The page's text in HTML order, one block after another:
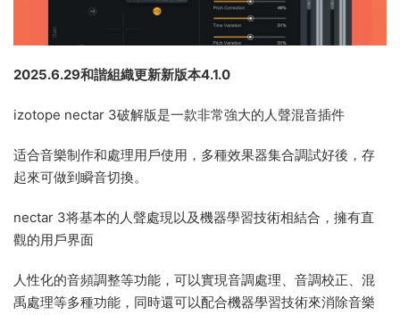
2025.6.29和諧組織更新新版本4.1.0
izotope nectar 3破解版是一款非常強大的人聲混音插件
适合音樂制作和處理用戶使用，多種效果器集合調試好後，存
起來可做到瞬音切換。
nectar 3将基本的人聲處現以及機器學習技術相結合，擁有直
觀的用戶界面
人性化的音頻調整等功能，可以實現音調處理、音調校正、混
禹處理等多種功能，同時還可以配合機器學習技術來消除音樂